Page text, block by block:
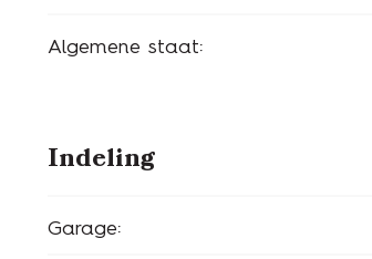
Algemene staat:
Indeling
Garage: